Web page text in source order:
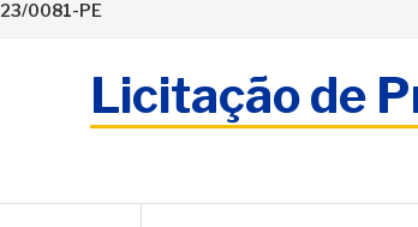
23/0081-PE
Licitação de